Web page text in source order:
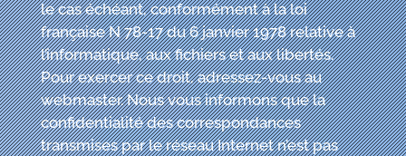
le cas échéant, conformément à la loi
française N 78-17 du 6 janvier 1978 relative à
l’informatique, aux fichiers et aux libertés.
Pour exercer ce droit, adressez-vous au
webmaster. Nous vous informons que la
confidentialité des correspondances
transmises par le réseau Internet n’est pas